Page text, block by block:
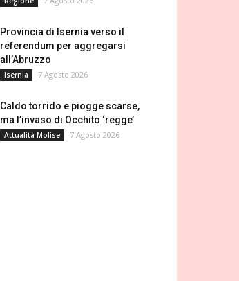
Provincia di Isernia verso il
referendum per aggregarsi
all’Abruzzo
Isernia 7 Agosto 2026
Caldo torrido e piogge scarse,
ma l’invaso di Occhito ‘regge’
Attualità Molise 7 Agosto 2026